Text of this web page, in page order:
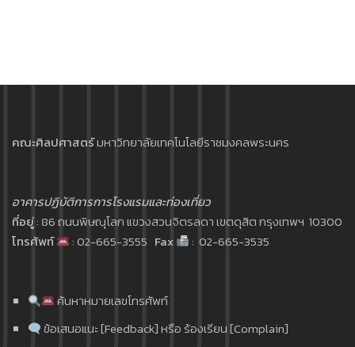
คณะศิลปศาสตร์มหาวิทยาลัยเทคโนโลยีราชมงคลพระนคร
อาคารปฏิบัติการการโรงแรมและท่องเที่ยว
ที่อยู่: 86 ถนนพิษณุโลก แขวงสวนจิตรลดา เขตดุสิต กรุงเทพฯ 10300
โทรศัพท์
: 02-665-3555 Fax : 02-665-3535
ค้นหาหมายเลขโทรศัพท์
ข้อเสนอแนะ [Feedback] หรือ ร้องเรียน [Complain]